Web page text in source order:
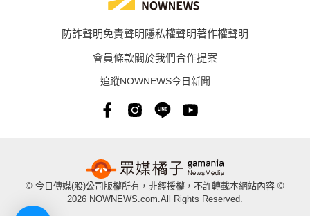
防詐聲明免責聲明隱私權聲明著作權聲明
會員條款關於我們合作提案
追蹤NOWNEWS今日新聞
© 今日傳媒(股)公司版權所有，非經授權，不許轉載本網站內容 ©
2026 NOWNEWS.com.All Rights Reserved.